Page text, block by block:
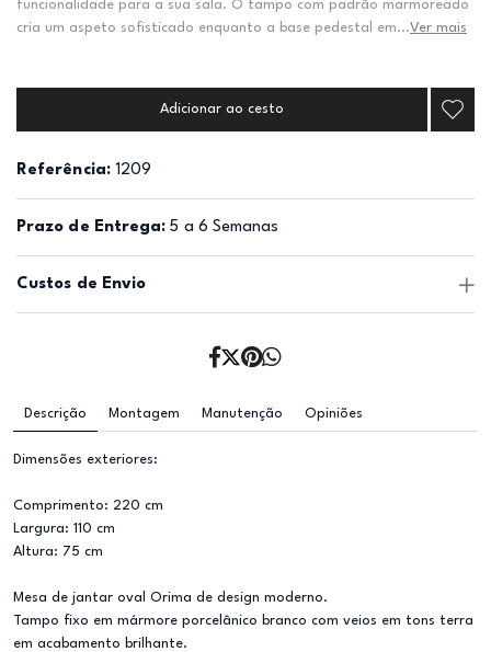
funcionalidade para a sua sala. O tampo com padrão marmoreado
cria um aspeto sofisticado enquanto a base pedestal em...Ver mais
Adicionar ao cesto
Referência: 1209
Prazo de Entrega: 5 a 6 Semanas
Custos de Envio
Descrição Montagem Manutenção Opiniões
Dimensões exteriores:
Comprimento: 220 cm
Largura: 110 cm
Altura: 75 cm
Mesa de jantar oval Orima de design moderno.
Tampo fixo em mármore porcelânico branco com veios em tons terra
em acabamento brilhante.